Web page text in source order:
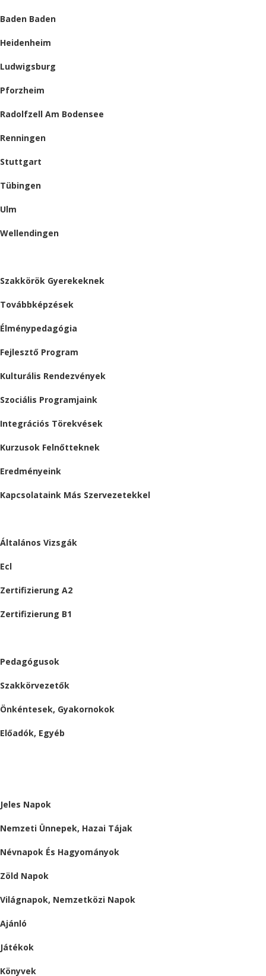
Baden Baden
Heidenheim
Ludwigsburg
Pforzheim
Radolfzell Am Bodensee
Renningen
Stuttgart
Tübingen
Ulm
Wellendingen
Szakkörök Gyerekeknek
Továbbképzések
Élménypedagógia
Fejlesztő Program
Kulturális Rendezvények
Szociális Programjaink
Integrációs Törekvések
Kurzusok Felnőtteknek
Eredményeink
Kapcsolataink Más Szervezetekkel
Általános Vizsgák
Ecl
Zertifizierung A2
Zertifizierung B1
Pedagógusok
Szakkörvezetők
Önkéntesek, Gyakornokok
Előadók, Egyéb
Jeles Napok
Nemzeti Ünnepek, Hazai Tájak
Névnapok És Hagyományok
Zöld Napok
Világnapok, Nemzetközi Napok
Ajánló
Játékok
Könyvek